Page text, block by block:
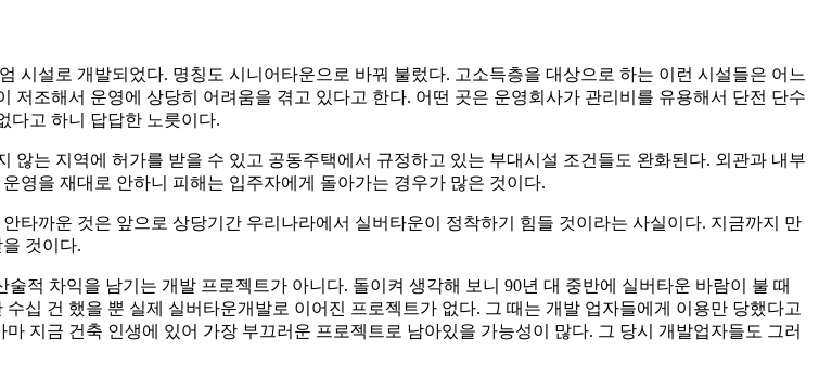
시설로 개발되었다. 명칭도 시니어타운으로 바꿔 불렀다. 고소득층을 대상으로 하는 이런 시설들은 어느
조해서 운영에 상당히 어려움을 겪고 있다고 한다. 어떤 곳은 운영회사가 관리비를 유용해서 단전 단수
다고 하니 답답한 노릇이다.
는 지역에 허가를 받을 수 있고 공동주택에서 규정하고 있는 부대시설 조건들도 완화된다. 외관과 내부
영을 재대로 안하니 피해는 입주자에게 돌아가는 경우가 많은 것이다.
타까운 것은 앞으로 상당기간 우리나라에서 실버타운이 정착하기 힘들 것이라는 사실이다. 지금까지 만
것이다.
적 차익을 남기는 개발 프로젝트가 아니다. 돌이켜 생각해 보니 90년 대 중반에 실버타운 바람이 불 때
십 건 했을 뿐 실제 실버타운개발로 이어진 프로젝트가 없다. 그 때는 개발 업자들에게 이용만 당했다고
지금 건축 인생에 있어 가장 부끄러운 프로젝트로 남아있을 가능성이 많다. 그 당시 개발업자들도 그러